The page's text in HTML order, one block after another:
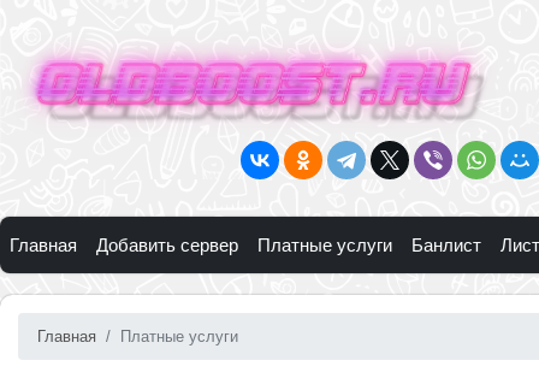
Главная Добавить сервер Платные услуги Банлист
Главная Платные услуги